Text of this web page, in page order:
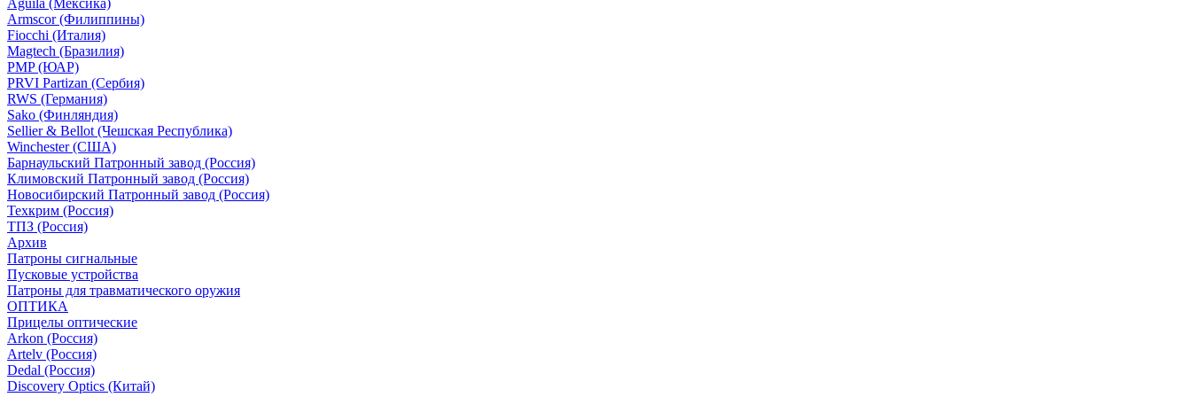
Aguila (Мексика)
Armscor (Филиппины)
Fiocchi (Италия)
Magtech (Бразилия)
PMP (ЮАР)
PRVI Partizan (Сербия)
RWS (Германия)
Sako (Финляндия)
Sellier & Bellot (Чешская Республика)
Winchester (США)
Барнаульский Патронный завод (Россия)
Климовский Патронный завод (Россия)
Новосибирский Патронный завод (Россия)
Техкрим (Россия)
ТПЗ (Россия)
Архив
Патроны сигнальные
Пусковые устройства
Патроны для травматического оружия
ОПТИКА
Прицелы оптические
Arkon (Россия)
Artelv (Россия)
Dedal (Россия)
Discovery Optics (Китай)